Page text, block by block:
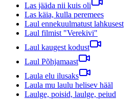
Las jääda nii kuis oli
Las käia, kulla peremees
Laul ennekuulmatust lahkusest
Laul filmist "Verekivi"
Laul kaugest kodust
Laul Põhjamaast
Laula elu ilusaks
Laula mu laulu helisev hääl
Laulge, poisid, laulge, peiud